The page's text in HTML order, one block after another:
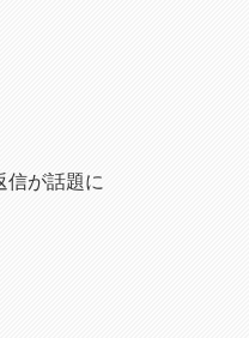
信が話題に